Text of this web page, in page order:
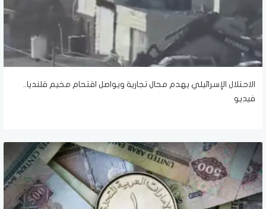
الاحتلال الإسرائيلي يهدم محال تجارية ويواصل اقتحام مخيم قلنديا..
فيديو